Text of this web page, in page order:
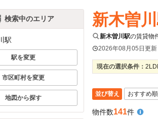
検索中のエリア
駅
駅を変更
市区町村を変更
地図から探す
新木曽
新木曽川駅の賃貸物
2026年08月05日更新
現在の選択条件：
並び替え
物件数141件